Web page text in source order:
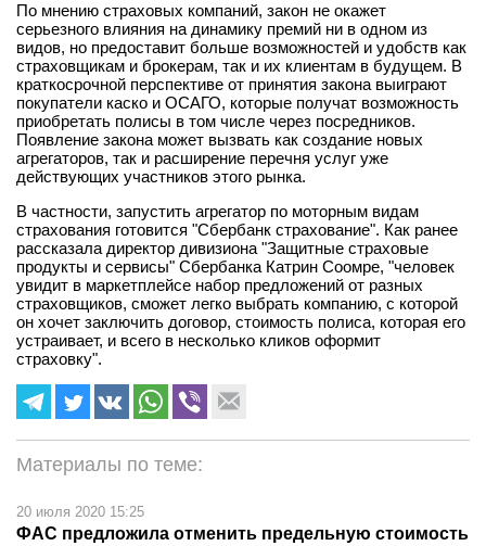
По мнению страховых компаний, закон не окажет
серьезного влияния на динамику премий ни в одном из
видов, но предоставит больше возможностей и удобств как
страховщикам и брокерам, так и их клиентам в будущем. В
краткосрочной перспективе от принятия закона выиграют
покупатели каско и ОСАГО, которые получат возможность
приобретать полисы в том числе через посредников.
Появление закона может вызвать как создание новых
агрегаторов, так и расширение перечня услуг уже
действующих участников этого рынка.
В частности, запустить агрегатор по моторным видам
страхования готовится "Сбербанк страхование". Как ранее
рассказала директор дивизиона "Защитные страховые
продукты и сервисы" Сбербанка Катрин Соомре, "человек
увидит в маркетплейсе набор предложений от разных
страховщиков, сможет легко выбрать компанию, с которой
он хочет заключить договор, стоимость полиса, которая его
устраивает, и всего в несколько кликов оформит
страховку".
Материалы по теме:
20 июля 2020 15:25
ФАС предложила отменить предельную стоимость